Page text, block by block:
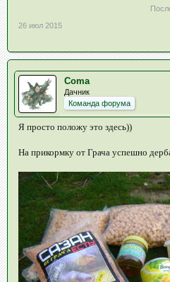
26 июл 2015
Coma
Дачник
Команда форума
Я просто положу это здесь))
На прикормку от Грача успешно